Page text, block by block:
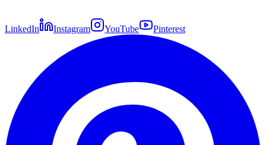
LinkedIn Instagram YouTube Pinterest